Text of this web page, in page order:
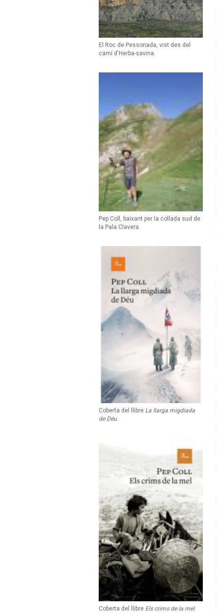
El Roc de Pessonada, vist des del
camí d'Herba-savina.
Pep Coll, baixant per la collada sud de
la Pala Clavera.
Coberta del llibre La llarga migdiada
de Déu.
Coberta del llibre Els crims de la mel.